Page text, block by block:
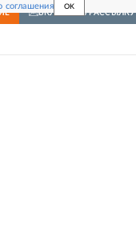
соглашения OK
ВКЛЮЧИТЬ РАССЫЛКУ